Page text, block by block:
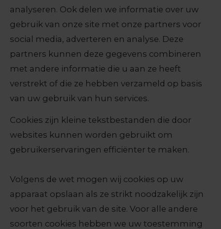
analyseren. Ook delen we informatie over uw
gebruik van onze site met onze partners voor
social media, adverteren en analyse. Deze
partners kunnen deze gegevens combineren
met andere informatie die u aan ze heeft
verstrekt of die ze hebben verzameld op basis
van uw gebruik van hun services.
Cookies zijn kleine tekstbestanden die door
websites kunnen worden gebruikt om
gebruikerservaringen efficiënter te maken.
Volgens de wet mogen wij cookies op uw
apparaat opslaan als ze strikt noodzakelijk zijn
voor het gebruik van de site. Voor alle andere
soorten cookies hebben we uw toestemming